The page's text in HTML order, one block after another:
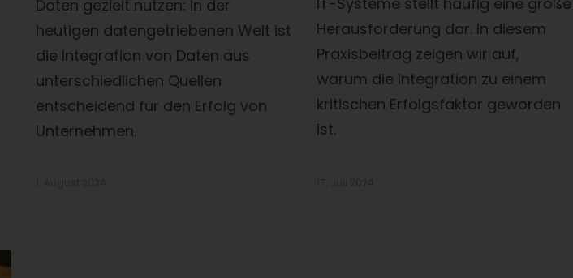
Daten gezielt nutzen: In der
heutigen datengetriebenen Welt ist
die Integration von Daten aus
unterschiedlichen Quellen
entscheidend für den Erfolg von
Unternehmen.
Herausforderung dar. In diesem
Praxisbeitrag zeigen wir auf,
warum die Integration zu einem
kritischen Erfolgsfaktor geworden
ist.